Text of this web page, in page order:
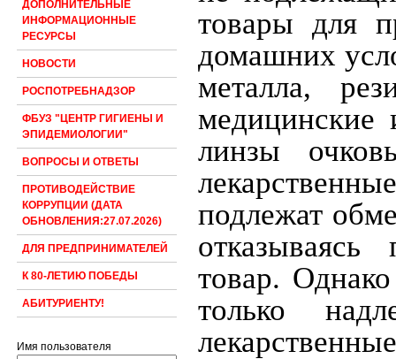
ДОПОЛНИТЕЛЬНЫЕ
ИНФОРМАЦИОННЫЕ
РЕСУРСЫ
НОВОСТИ
РОСПОТРЕБНАДЗОР
ФБУЗ "ЦЕНТР ГИГИЕНЫ И
ЭПИДЕМИОЛОГИИ"
ВОПРОСЫ И ОТВЕТЫ
ПРОТИВОДЕЙСТВИЕ
КОРРУПЦИИ (ДАТА
ОБНОВЛЕНИЯ:27.07.2026)
ДЛЯ ПРЕДПРИНИМАТЕЛЕЙ
К 80-ЛЕТИЮ ПОБЕДЫ
АБИТУРИЕНТУ!
Имя пользователя
товары для
домашних
металла,
медицинские
линзы
подлежат
товар.
только